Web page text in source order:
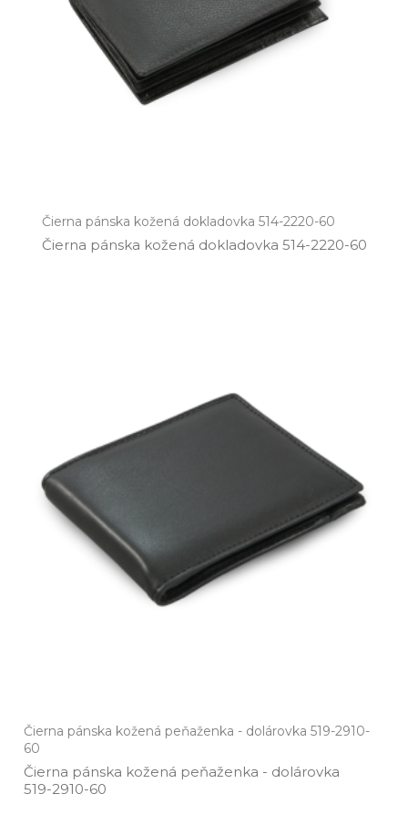
Čierna pánska kožená dokladovka 514-2220-60
Čierna pánska kožená dokladovka 514­-2220­-60
Čierna pánska kožená peňaženka - dolárovka 519-2910-
60
Čierna pánska kožená peňaženka ­- dolárovka
519­-2910­-60